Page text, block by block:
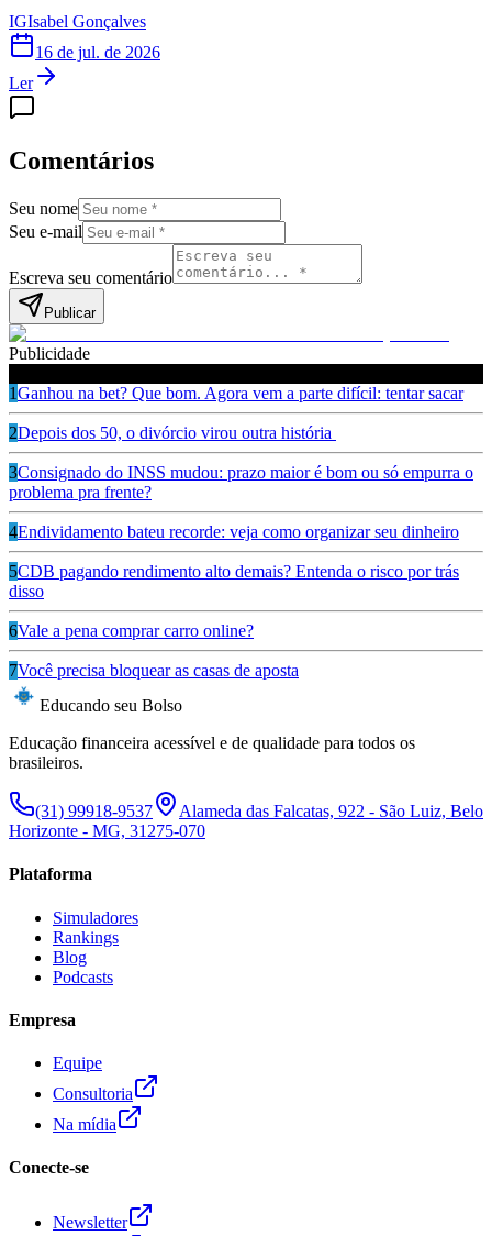
IGIsabel Gonçalves
16 de jul. de 2026
Ler
Comentários
Seu nome
Seu e-mail
Escreva seu comentário
Publicar
Publicidade
1Ganhou na bet? Que bom. Agora vem a parte difícil: tentar sacar
2Depois dos 50, o divórcio virou outra história
3Consignado do INSS mudou: prazo maior é bom ou só empurra o
problema pra frente?
4Endividamento bateu recorde: veja como organizar seu dinheiro
5CDB pagando rendimento alto demais? Entenda o risco por trás
disso
6Vale a pena comprar carro online?
7Você precisa bloquear as casas de aposta
Educando seu Bolso
Educação financeira acessível e de qualidade para todos os
brasileiros.
(31) 99918-9537
Alameda das Falcatas, 922 - São Luiz, Belo
Horizonte - MG, 31275-070
Plataforma
Simuladores
Rankings
Blog
Podcasts
Empresa
Equipe
Consultoria
Na mídia
Conecte-se
Newsletter